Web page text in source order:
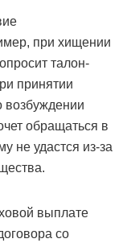
при хищении
талон-
принятии
возбуждении
обращаться в
не удастся из-за
выплате
со